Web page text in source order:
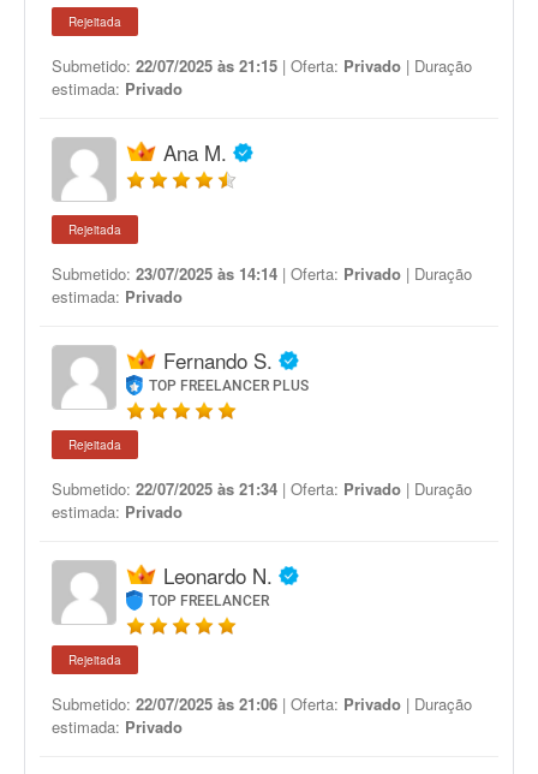
Rejeitada
Submetido: 22/07/2025 às 21:15 | Oferta: Privado | Duração
estimada: Privado
Ana M.
Rejeitada
Submetido: 23/07/2025 às 14:14 | Oferta: Privado | Duração
estimada: Privado
Fernando S.
TOP FREELANCER PLUS
Rejeitada
Submetido: 22/07/2025 às 21:34 | Oferta: Privado | Duração
estimada: Privado
Leonardo N.
TOP FREELANCER
Rejeitada
Submetido: 22/07/2025 às 21:06 | Oferta: Privado | Duração
estimada: Privado